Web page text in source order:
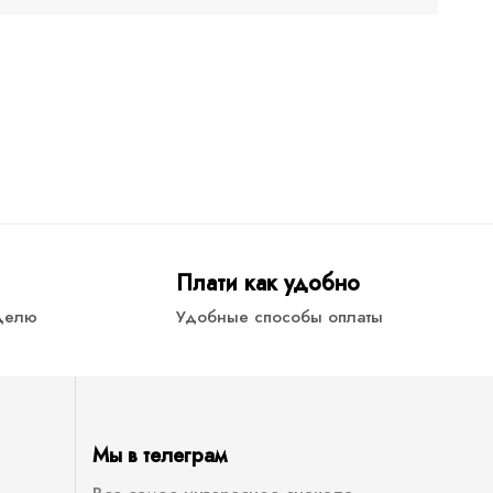
Плати как удобно
Удобные способы оплаты
Мы в телеграм